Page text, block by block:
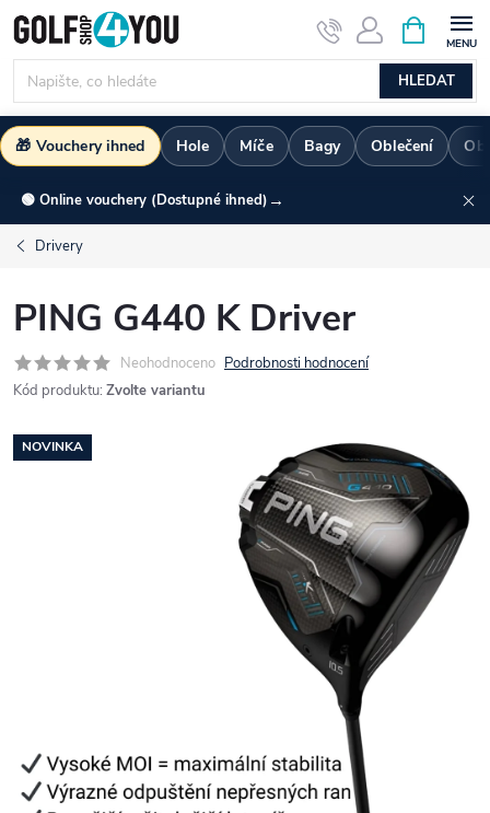
Přejít
na
obsah
HLEDAT
NÁKUPNÍ
KOŠÍK
🎁 Vouchery ihned Hole Míče Bagy Oblečení
🟢 Online vouchery (Dostupné ihned) →
Drivery
PING G440 K Driver
Neohodnoceno Podrobnosti hodnocení
Kód produktu: Zvolte variantu
NOVINKA